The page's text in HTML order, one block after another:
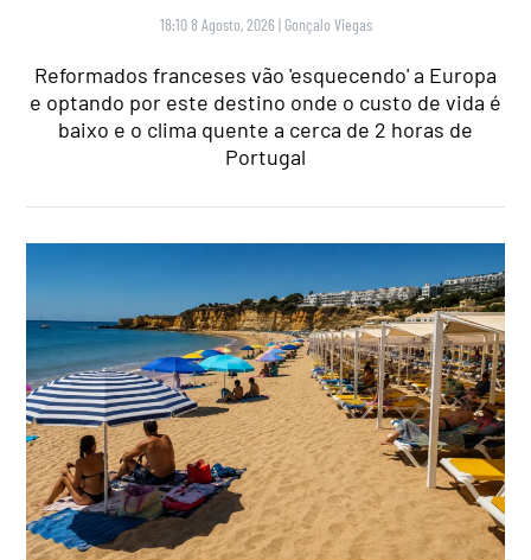
18:10 8 Agosto, 2026 | Gonçalo Viegas
Reformados franceses vão 'esquecendo' a Europa
e optando por este destino onde o custo de vida é
baixo e o clima quente a cerca de 2 horas de
Portugal